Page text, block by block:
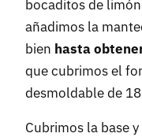
bocaditos de
añadimos la
bien hasta
que cubrimos el
desmoldable de
Cubrimos la base